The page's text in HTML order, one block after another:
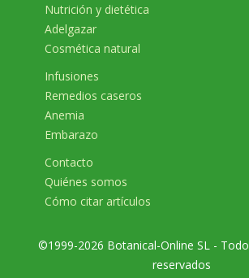
Nutrición y dietética
Adelgazar
Cosmética natural
Infusiones
Remedios caseros
Anemia
Embarazo
Contacto
Quiénes somos
Cómo citar artículos
©1999-2026 Botanical-Online SL -
reservados